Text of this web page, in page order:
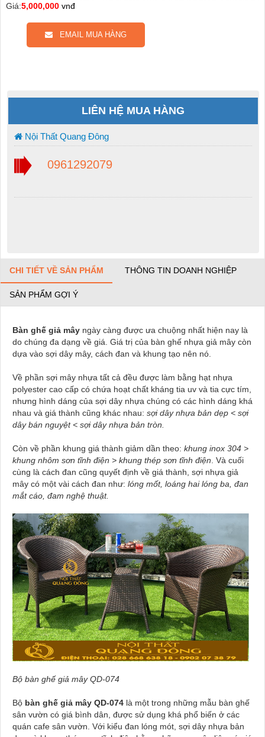
Giá:5,000,000 vnđ
EMAIL MUA HÀNG
LIÊN HỆ MUA HÀNG
Nội Thất Quang Đông
0961292079
CHI TIẾT VỀ SẢN PHẨM THÔNG TIN DOANH NGHIỆP
SẢN PHẨM GỢI Ý
Bàn ghế giả mây ngày càng được ưa chuộng nhất hiện nay là
do chúng đa dạng về giá. Giá trị của bàn ghế nhựa giả mây còn
dựa vào sợi dây mây, cách đan và khung tạo nên nó.
Về phần sợi mây nhựa tất cả đều được làm bằng hạt nhựa
polyester cao cấp có chứa hoạt chất kháng tia uv và tia cực tím,
nhưng hình dáng của sợi dây nhựa chúng có các hình dáng khá
nhau và giá thành cũng khác nhau: sợi dây nhựa bản dẹp < sợi
dây bán nguyệt < sợi dây nhựa bản tròn.
Còn về phần khung giá thành giảm dần theo: khung inox 304 >
khung nhôm sơn tĩnh điện > khung thép sơn tĩnh điện . Và cuối
cùng là cách đan cũng quyết định về giá thành, sợi nhựa giả
mây có một vài cách đan như: lóng mốt, loáng hai lóng ba, đan
mắt cáo, đam nghệ thuật.
Bộ bàn ghế giả mây QD-074
Bộ bàn ghế giả mây QD-074 là một trong những mẫu bàn ghế
sân vườn có giá bình dân, được sử dụng khá phổ biến ở các
quán cafe sân vườn. Với kiểu đan lóng mót, sợi dây nhựa bản